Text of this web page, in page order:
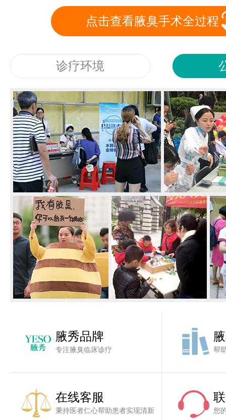
点击查看腋臭手术全过程
诊疗环境
腋秀品牌
专注腋臭临床诊疗 帮
在线客服
秉持医者仁心帮助患者实现清新 您